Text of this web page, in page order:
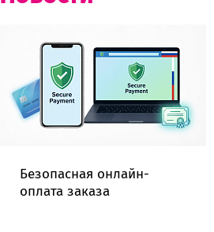
Безопасная онлайн-
оплата заказа